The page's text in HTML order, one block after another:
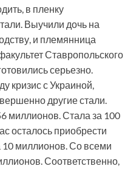
в пленку
Выучили дочь на
и племянница
Ставропольского
серьезно.
кризис с Украиной,
другие стали.
миллионов. Стала за 100
осталось приобрести
10 миллионов. Со всеми
Соответственно,